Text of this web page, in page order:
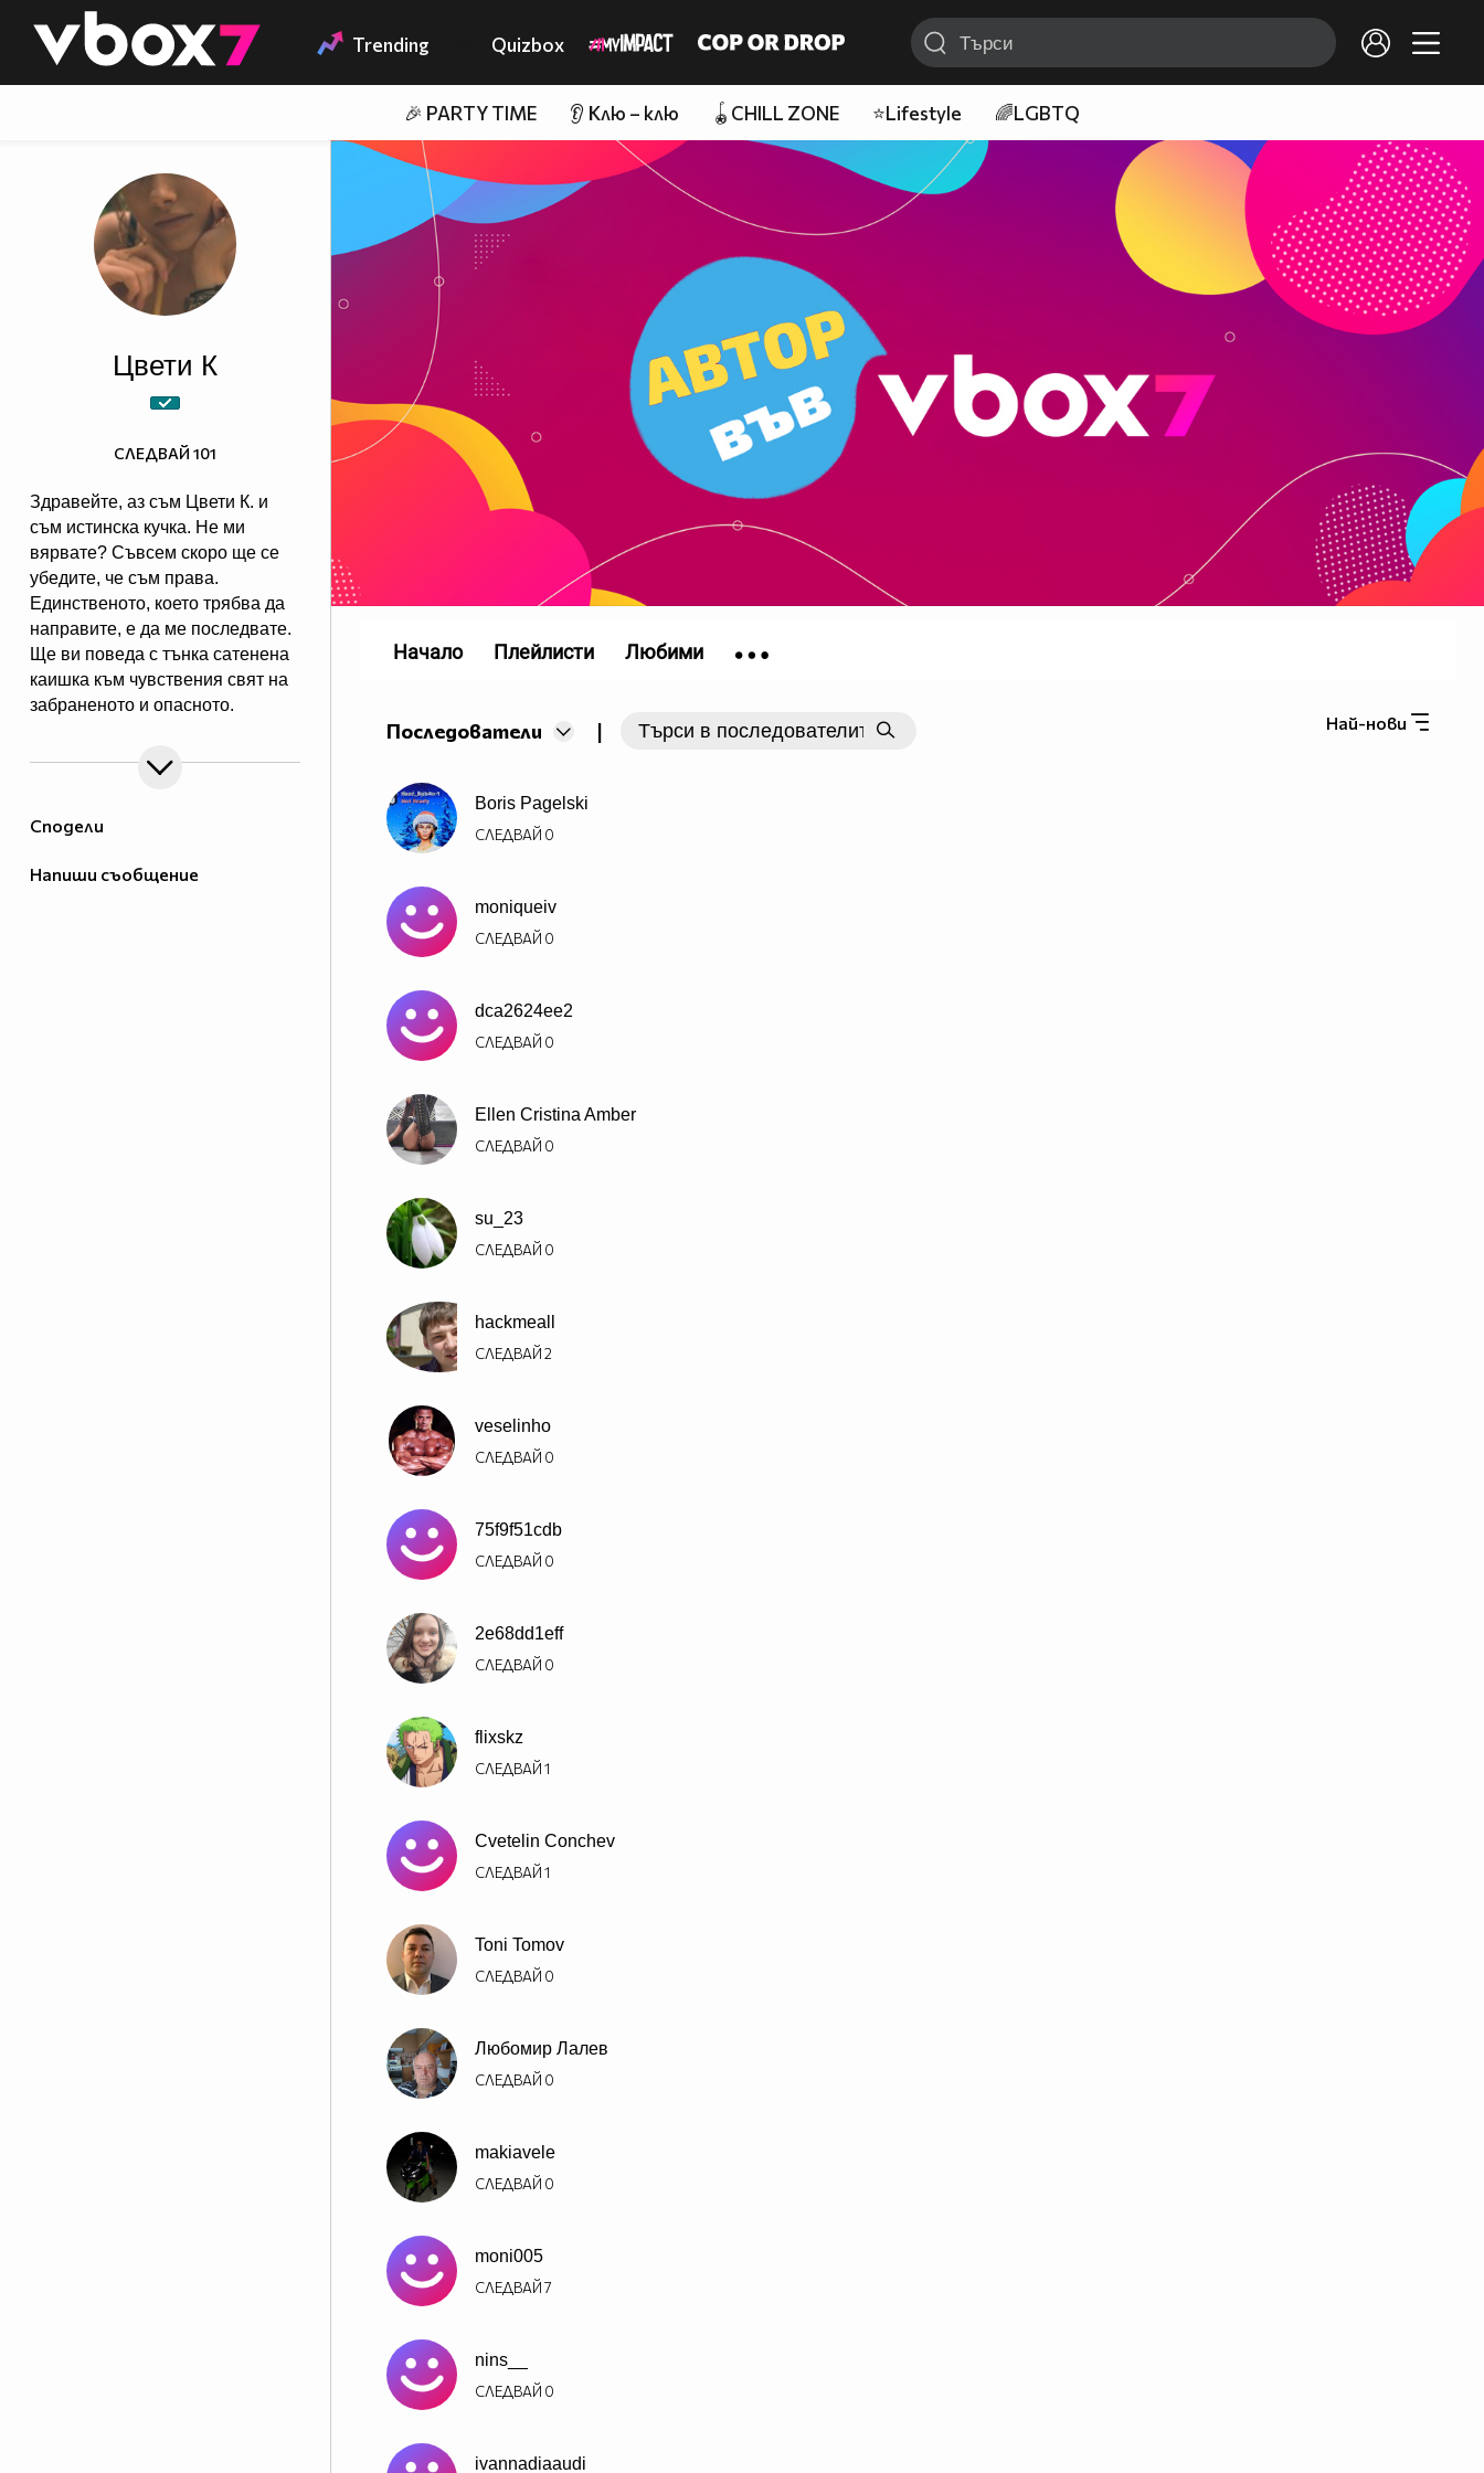
👾 Trending Quizbox
🎉 PARTY TIME 👂 Клю – клю 🪀CHILL ZONE ⭐Lifestyle 🌈LGBTQ
Сподели
Напиши съобщение
Цвети К
Здравейте, аз съм Цвети К. и
съм истинска кучка. Не ми
вярвате? Съвсем скоро ще се
убедите, че съм права.
Единственото, което трябва да
направите, е да ме последвате.
Ще ви поведа с тънка сатенена
каишка към чувствения свят на
забраненото и опасното.
експериментирам - както с
мъже, така и с жени. Добре
СЛЕДВАЙ 101
Последователи | Най-нови
Boris Pagelski
СЛЕДВАЙ 0
moniqueiv
СЛЕДВАЙ 0
dca2624ee2
СЛЕДВАЙ 0
Ellen Cristina Amber
СЛЕДВАЙ 0
su_23
СЛЕДВАЙ 0
hackmeall
СЛЕДВАЙ2
veselinho
СЛЕДВАЙ 0
75f9f51cdb
СЛЕДВАЙ 0
2e68dd1eff
СЛЕДВАЙ 0
flixskz
СЛЕДВАЙ1
Cvetelin Conchev
СЛЕДВАЙ1
Toni Tomov
СЛЕДВАЙ 0
Любомир Лалев
СЛЕДВАЙ 0
makiavele
СЛЕДВАЙ 0
moni005
СЛЕДВАЙ7
nins__
СЛЕДВАЙ 0
ivannadiaaudi
Начало Плейлисти Любими